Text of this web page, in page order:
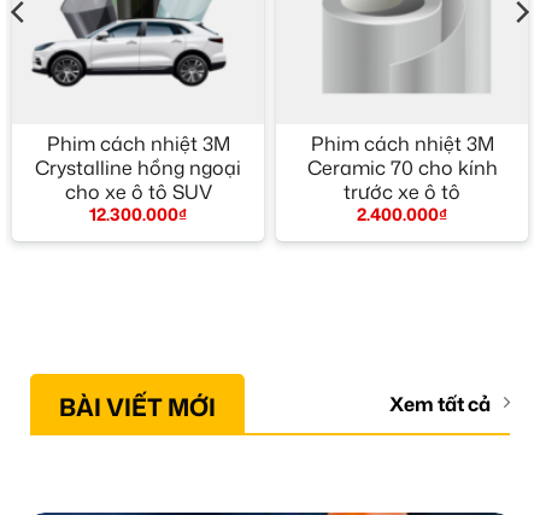
Phim cách nhiệt 3M
Crystalline hồng ngoại
cho xe ô tô SUV
12.300.000₫
Phim cách nhiệt 3M
Ceramic 70 cho kính
trước xe ô tô
2.400.000₫
BÀI VIẾT MỚI Xem tất cả